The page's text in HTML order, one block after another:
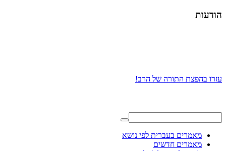
הודעות
עזרו בהפצת התורה של הרב!
מאמרים בעברית לפי נושא
מאמרים חדשים